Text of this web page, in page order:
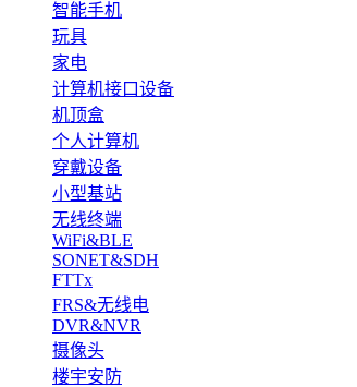
智能手机
玩具
家电
计算机接口设备
机顶盒
个人计算机
穿戴设备
小型基站
无线终端
WiFi&BLE
SONET&SDH
FTTx
FRS&无线电
DVR&NVR
摄像头
楼宇安防